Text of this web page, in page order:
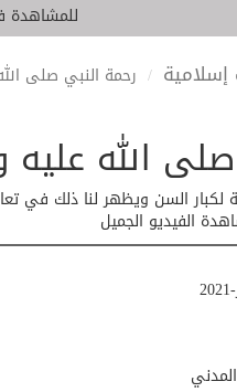
رحمة النبي صلى
الله عليه
السن ويظهر لنا ذلك في
الفيديو الجميل